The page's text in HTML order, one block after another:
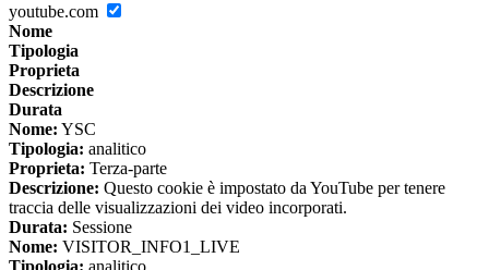
youtube.com
Nome
Tipologia
Proprieta
Descrizione
Durata
Nome: YSC
Tipologia: analitico
Proprieta: Terza-parte
Descrizione: Questo cookie è impostato da YouTube per tenere
traccia delle visualizzazioni dei video incorporati.
Durata: Sessione
Nome: VISITOR_INFO1_LIVE
Tipologia: analitico